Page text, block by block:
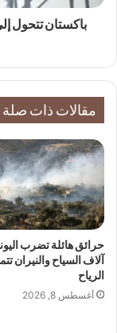
باكستان تتحول
مقالات ذات صلة
حرائق هائلة تضرب
آلاف السياح والنيران
الرياح
أغسطس 8, 2026